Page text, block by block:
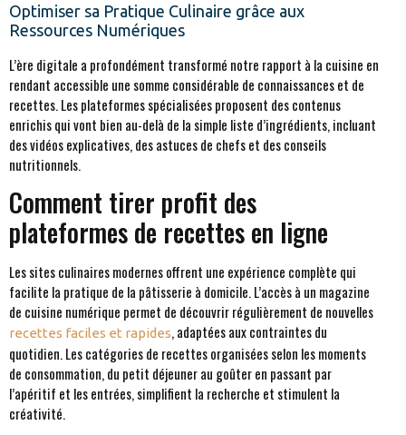
Optimiser sa Pratique Culinaire grâce aux
Ressources Numériques
L’ère digitale a profondément transformé notre rapport à la cuisine en
rendant accessible une somme considérable de connaissances et de
recettes. Les plateformes spécialisées proposent des contenus
enrichis qui vont bien au-delà de la simple liste d’ingrédients, incluant
des vidéos explicatives, des astuces de chefs et des conseils
nutritionnels.
Comment tirer profit des
plateformes de recettes en ligne
Les sites culinaires modernes offrent une expérience complète qui
facilite la pratique de la pâtisserie à domicile. L’accès à un magazine
de cuisine numérique permet de découvrir régulièrement de nouvelles
recettes faciles et rapides, adaptées aux contraintes du
quotidien. Les catégories de recettes organisées selon les moments
de consommation, du petit déjeuner au goûter en passant par
l’apéritif et les entrées, simplifient la recherche et stimulent la
créativité.